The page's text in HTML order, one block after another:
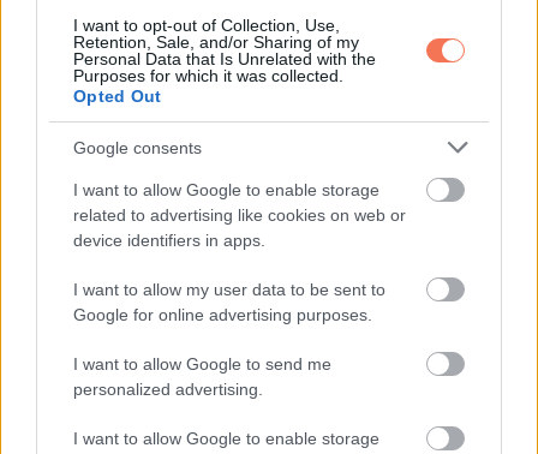
I want to opt-out of Collection, Use,
Retention, Sale, and/or Sharing of my
Personal Data that Is Unrelated with the
Purposes for which it was collected.
Opted Out
Google consents
I want to allow Google to enable storage
related to advertising like cookies on web or
device identifiers in apps.
I want to allow my user data to be sent to
Google for online advertising purposes.
I want to allow Google to send me
personalized advertising.
I want to allow Google to enable storage
KÖVETKEZŐ POSZT
A fiú teljesíti édesanyja álmát azzal, hogy
születésnapjára.